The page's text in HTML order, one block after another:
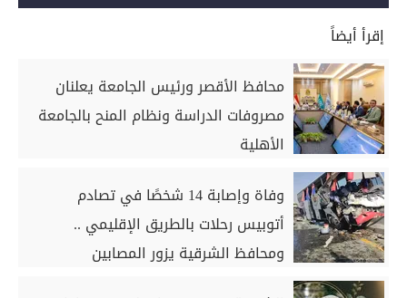
إقرأ أيضاً
محافظ الأقصر ورئيس الجامعة يعلنان
مصروفات الدراسة ونظام المنح بالجامعة
الأهلية
وفاة وإصابة 14 شخصًا في تصادم
أتوبيس رحلات بالطريق الإقليمي ..
ومحافظ الشرقية يزور المصابين